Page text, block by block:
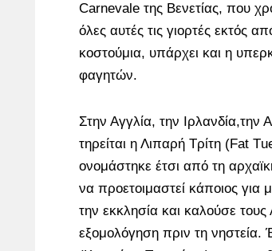
Carnevale της Βενετίας, που
όλες αυτές τις γιορτές εκτός
κοστούμια, υπάρχει και η
φαγητών.
Στην Αγγλία, την
τηρείται η Λιπαρή Τρίτη (Fat
ονομάστηκε έτσι από τη
να προετοιμαστεί κάποιος
την εκκλησία και καλούσε
εξομολόγηση πριν τη